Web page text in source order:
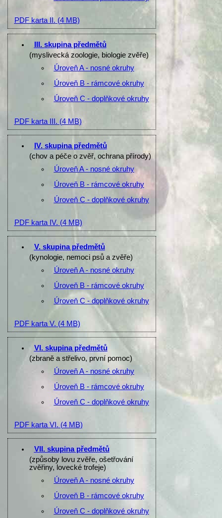
PDF karta II. (4 MB)
III. skupina předmětů
(myslivecká zoologie, biologie zvěře)
Úroveň A - nosné okruhy
Úroveň B - rámcové okruhy
Úroveň C - doplňkové okruhy
PDF karta III. (4 MB)
IV. skupina předmětů
(chov a péče o zvěř, ochrana přírody)
Úroveň A - nosné okruhy
Úroveň B - rámcové okruhy
Úroveň C - doplňkové okruhy
PDF karta IV. (4 MB)
V. skupina předmětů
(kynologie, nemoci psů a zvěře)
Úroveň A - nosné okruhy
Úroveň B - rámcové okruhy
Úroveň C - doplňkové okruhy
PDF karta V. (4 MB)
VI. skupina předmětů
(zbraně a střelivo, první pomoc)
Úroveň A - nosné okruhy
Úroveň B - rámcové okruhy
Úroveň C - doplňkové okruhy
PDF karta VI. (4 MB)
VII. skupina předmětů
(způsoby lovu zvěře, ošetřování
zvěřiny, lovecké trofeje)
Úroveň A - nosné okruhy
Úroveň B - rámcové okruhy
Úroveň C - doplňkové okruhy